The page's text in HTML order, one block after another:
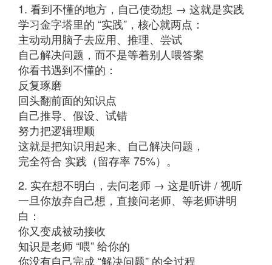
1. 看到不懂的地方，自己使劲想 → 这就是实践
学习金字塔里的 “实践”，核心就两点：
主动动用脑子去应用、推理、尝试
自己解决问题，而不是等着别人喂答案
你看书遇到不懂的：
反复琢磨
回头翻前面的知识点
自己推导、假设、试错
努力把逻辑理顺
这就是把知识用起来、自己解决问题，
完全符合 实践（留存率 75%）。
2. 实在想不明白，去问老师 → 这是听讲 / 视听
一旦你放弃自己想，直接问老师、等老师讲明
白：
你又变成被动接收
知识是老师 “喂” 给你的
你没有自己完成 “解决问题” 的全过程